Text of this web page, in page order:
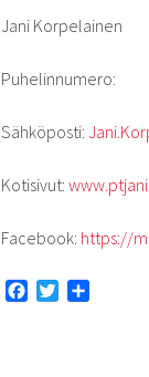
Jani Korpelainen
Puhelinnumero:
Sähköposti:
Kotisivut:
Facebook: https://